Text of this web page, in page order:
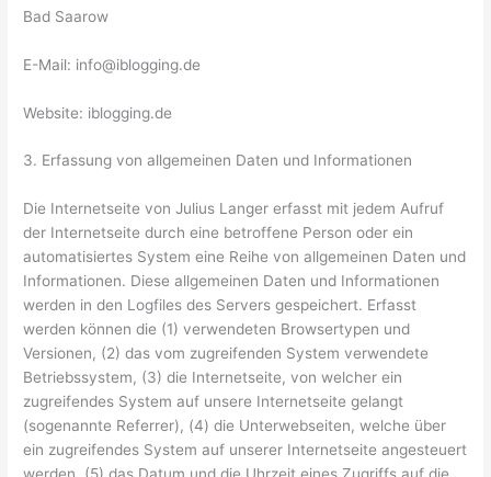
Bad Saarow
E-Mail: info@iblogging.de
Website: iblogging.de
3. Erfassung von allgemeinen Daten und Informationen
Die Internetseite von Julius Langer erfasst mit jedem Aufruf
der Internetseite durch eine betroffene Person oder ein
automatisiertes System eine Reihe von allgemeinen Daten und
Informationen. Diese allgemeinen Daten und Informationen
werden in den Logfiles des Servers gespeichert. Erfasst
werden können die (1) verwendeten Browsertypen und
Versionen, (2) das vom zugreifenden System verwendete
Betriebssystem, (3) die Internetseite, von welcher ein
zugreifendes System auf unsere Internetseite gelangt
(sogenannte Referrer), (4) die Unterwebseiten, welche über
ein zugreifendes System auf unserer Internetseite angesteuert